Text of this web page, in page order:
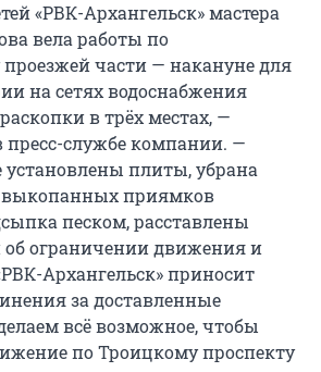
«РВК-Архангельск» мастера
вела работы по
проезжей части — накануне для
на сетях водоснабжения
в трёх местах, —
службе компании. —
установлены плиты, убрана
выкопанных приямков
песком, расставлены
ограничении движения и
Архангельск» приносит
за доставленные
всё возможное, чтобы
по Троицкому проспекту